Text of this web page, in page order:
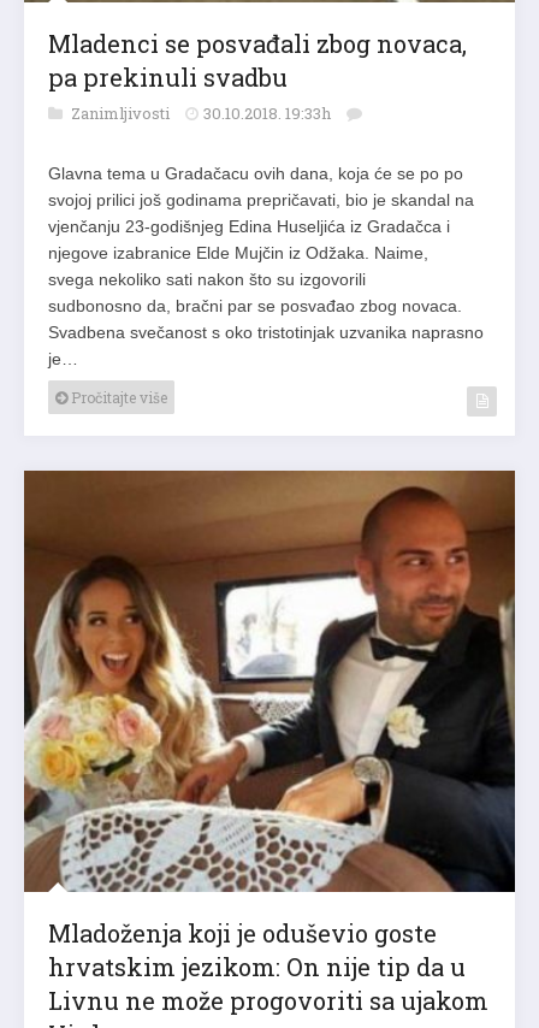
Mladenci se posvađali zbog novaca,
pa prekinuli svadbu
Zanimljivosti 30.10.2018. 19:33h
Glavna tema u Gradačacu ovih dana, koja će se po po
svojoj prilici još godinama prepričavati, bio je skandal na
vjenčanju 23-godišnjeg Edina Huseljića iz Gradačca i
njegove izabranice Elde Mujčin iz Odžaka. Naime,
svega nekoliko sati nakon što su izgovorili
sudbonosno da, bračni par se posvađao zbog novaca.
Svadbena svečanost s oko tristotinjak uzvanika naprasno
je…
Pročitajte više
Mladoženja koji je oduševio goste
hrvatskim jezikom: On nije tip da u
Livnu ne može progovoriti sa ujakom